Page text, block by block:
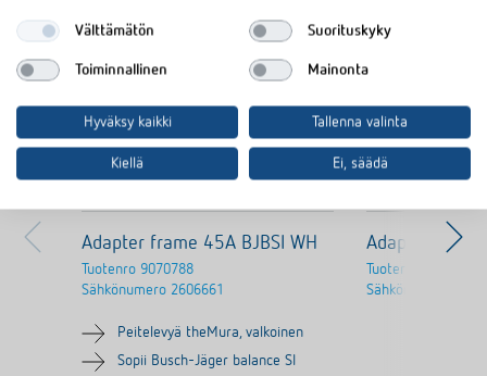
Adapter frame 45A BJBSI WH
Tuotenro 9070788
Sähkönumero 2606661
Peitelevyä theMura, valkoinen
Sopii Busch-Jäger balance SI
Adapter frame
Tuotenro
Sähkönumero
Välttämätön Suorituskyky
Toiminnallinen Mainonta
Hyväksy kaikki Tallenna valinta
Kiellä Ei, säädä